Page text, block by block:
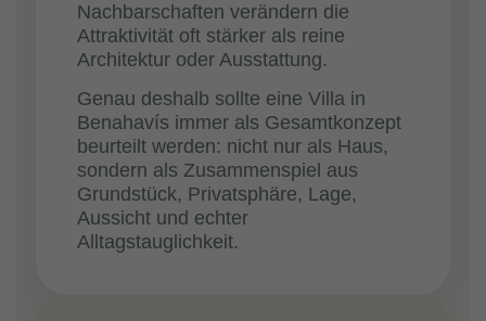
Nachbarschaften verändern die
Attraktivität oft stärker als reine
Architektur oder Ausstattung.
Genau deshalb sollte eine Villa in
Benahavís immer als Gesamtkonzept
beurteilt werden: nicht nur als Haus,
sondern als Zusammenspiel aus
Grundstück, Privatsphäre, Lage,
Aussicht und echter
Alltagstauglichkeit.